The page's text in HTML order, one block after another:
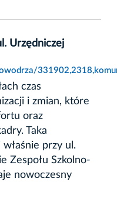
Urzędniczej
czas
i zmian, które
oraz
Taka
przy ul.
Zespołu Szkolno-
nowoczesny